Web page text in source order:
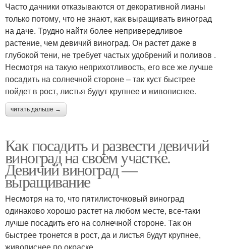
Часто дачники отказываются от декоративной лианы
только потому, что не знают, как выращивать виноград
на даче. Трудно найти более непривередливое
растение, чем девичий виноград. Он растет даже в
глубокой тени, не требует частых удобрений и поливов .
Несмотря на такую неприхотливость, его все же лучше
посадить на солнечной стороне – так куст быстрее
пойдет в рост, листья будут крупнее и живописнее.
читать дальше →
Как посадить и развести девичий
виноград на своем участке.
Девичий виноград —
выращивание
Несмотря на то, что пятилисточковый виноград
одинаково хорошо растет на любом месте, все-таки
лучше посадить его на солнечной стороне. Так он
быстрее тронется в рост, да и листья будут крупнее,